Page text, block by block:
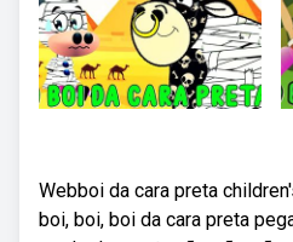
Webboi da cara preta
boi, boi, boi da cara preta